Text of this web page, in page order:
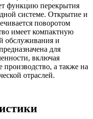
функцию перекрытия
системе. Открытие и
поворотом
имеет компактную
обслуживания и
для
включая
а также на
отраслей.